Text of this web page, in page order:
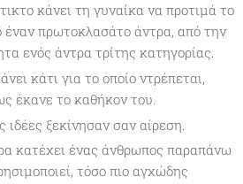
κάνει τη γυναίκα να προτιμά το
έναν πρωτοκλασάτο άντρα, από την
ενός άντρα τρίτης κατηγορίας.
κάτι για το οποίο ντρέπεται,
έκανε το καθήκον του.
ιδέες ξεκίνησαν σαν αίρεση.
κατέχει ένας άνθρωπος παραπάνω
τόσο πιο αγχώδης